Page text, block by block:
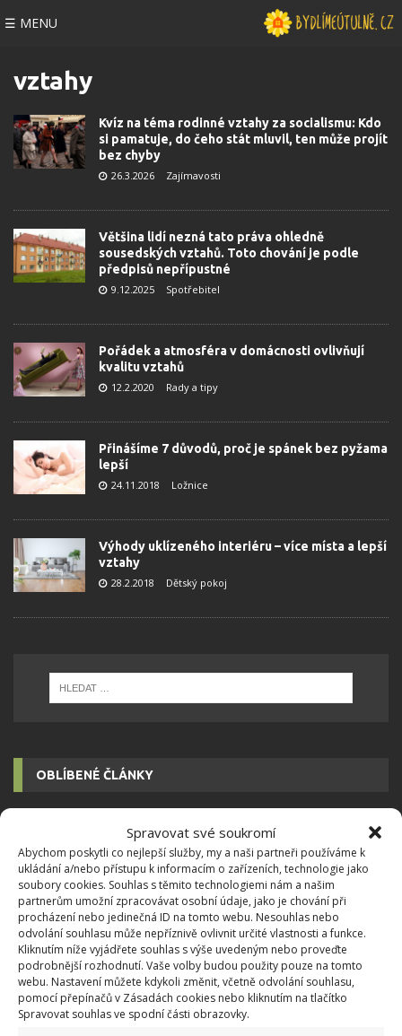
Spravovat své soukromí
Abychom poskytli co nejlepší služby, my a naši partneři používáme k
ukládání a/nebo přístupu k informacím o zařízeních, technologie jako
soubory cookies. Souhlas s těmito technologiemi nám a našim
partnerům umožní zpracovávat osobní údaje, jako je chování při
procházení nebo jedinečná ID na tomto webu. Nesouhlas nebo
odvolání souhlasu může nepříznivě ovlivnit určité vlastnosti a funkce.
Kliknutím níže vyjádřete souhlas s výše uvedeným nebo proveďte
podrobnější rozhodnutí. Vaše volby budou použity pouze na tomto
webu. Nastavení můžete kdykoli změnit, včetně odvolání souhlasu,
pomocí přepínačů v Zásadách cookies nebo kliknutím na tlačítko
Spravovat souhlas ve spodní části obrazovky.
☰ MENU
vztahy
Kvíz na téma rodinné vztahy za socialismu: Kdo
si pamatuje, do čeho stát mluvil, ten může projít
bez chyby
26.3.2026 Zajímavosti
Většina lidí nezná tato práva ohledně
sousedských vztahů. Toto chování je podle
předpisů nepřípustné
9.12.2025 Spotřebitel
Pořádek a atmosféra v domácnosti ovlivňují
kvalitu vztahů
12.2.2020 Rady a tipy
Přinášíme 7 důvodů, proč je spánek bez pyžama
lepší
24.11.2018 Ložnice
Výhody uklízeného interiéru – více místa a lepší
vztahy
28.2.2018 Dětský pokoj
OBLÍBENÉ ČLÁNKY
nesekání trávy. Záleží i na prostředku a lokaci
1.6.2026
Kvíz na téma pionýrské tábory za socialismu:
Kdo je zažil, bez problému získá 12 ze 12 bodů
12.5.2026
Test znalostí o každodenní realitě za
komunismu: 10 retro otázek ukáže, kdo má